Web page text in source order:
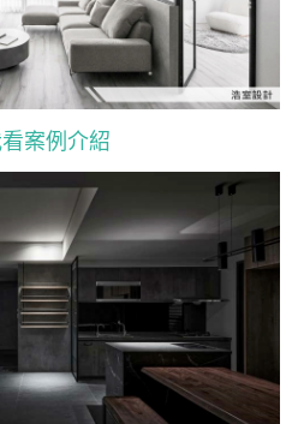
案例介紹